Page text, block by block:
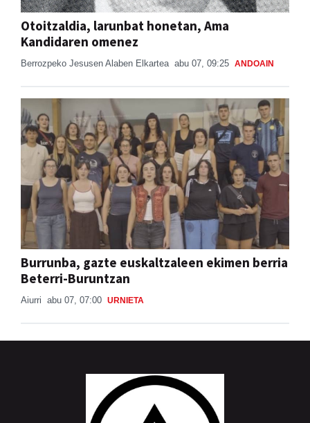
Otoitzaldia, larunbat honetan, Ama
Kandidaren omenez
Berrozpeko Jesusen Alaben Elkartea abu 07, 09:25 ANDOAIN
Burrunba, gazte euskaltzaleen ekimen berria
Beterri-Buruntzan
Aiurri abu 07, 07:00 URNIETA